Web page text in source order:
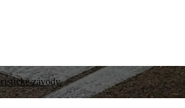
závody.